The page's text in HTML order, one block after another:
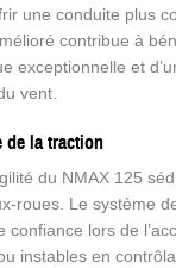
une conduite plus
contribue à
exceptionnelle et
vent.
de la traction
du NMAX 125
roues. Le système
confiance lors de
instables en